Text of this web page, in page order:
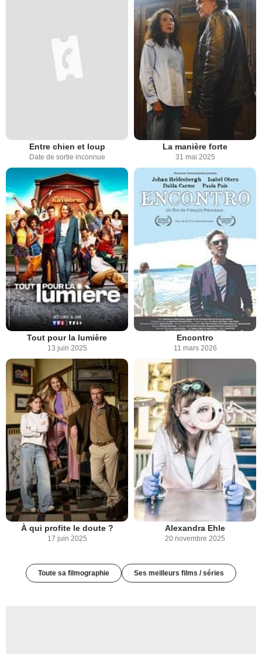
Entre chien et loup
Date de sortie inconnue
La manière forte
31 mai 2025
Tout pour la lumière
13 juin 2025
Encontro
11 mars 2026
À qui profite le doute ?
17 juin 2025
Alexandra Ehle
20 novembre 2025
Toute sa filmographie Ses meilleurs films / séries